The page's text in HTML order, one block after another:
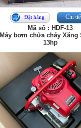
Đặt hàng Chi
Mã số : HDF-13
Máy bơm chữa cháy Xăng
13hp